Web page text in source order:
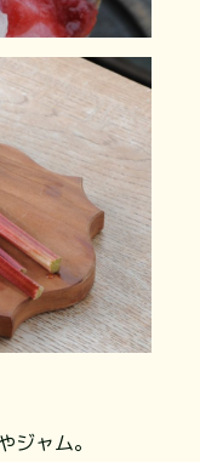
ジャム。